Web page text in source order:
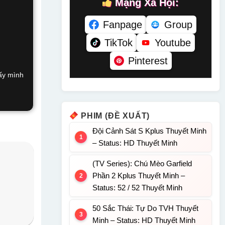
mình
Mạng Xã Hội:
Fanpage
Group
TikTok
Youtube
Pinterest
PHIM (ĐỀ XUẤT)
Đội Cảnh Sát S Kplus Thuyết Minh
– Status: HD Thuyết Minh
(TV Series): Chú Mèo Garfield
Phần 2 Kplus Thuyết Minh –
Status: 52 / 52 Thuyết Minh
50 Sắc Thái: Tự Do TVH Thuyết
Minh – Status: HD Thuyết Minh